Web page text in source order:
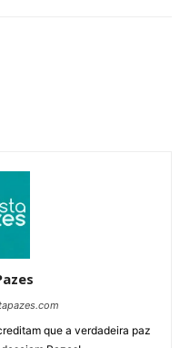
que a verdadeira paz